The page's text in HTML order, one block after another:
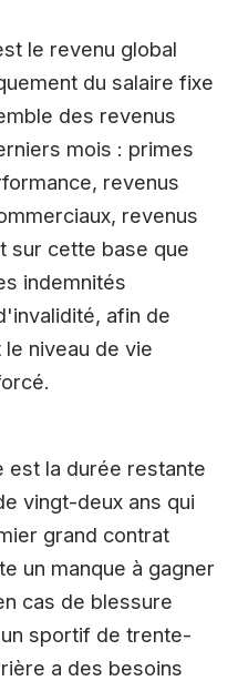
le revenu global
du salaire fixe
des revenus
mois : primes
revenus
revenus
sur cette base que
indemnités
afin de
niveau de vie
est la durée restante
vingt-deux ans qui
grand contrat
un manque à gagner
cas de blessure
sportif de trente-
a des besoins